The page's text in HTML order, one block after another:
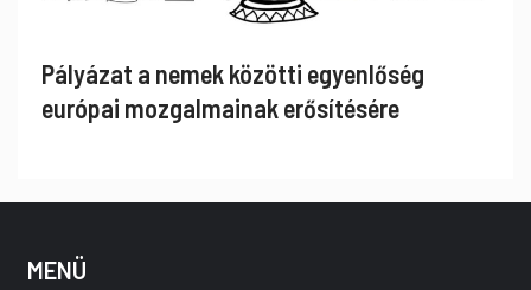
Pályázat a nemek közötti egyenlőség
európai mozgalmainak erősítésére
MENÜ